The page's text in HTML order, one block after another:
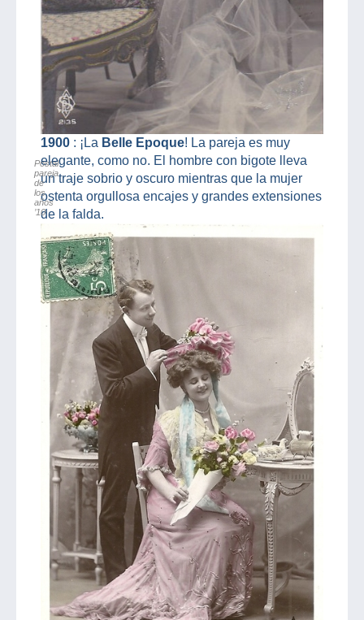
1900 : ¡La Belle Epoque! La pareja es muy
elegante, como no. El hombre con bigote lleva
un traje sobrio y oscuro mientras que la mujer
ostenta orgullosa encajes y grandes extensiones
de la falda.
Postal
pareja
de
los
años
’10